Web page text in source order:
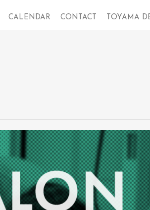
CALENDAR CONTACT TOYAMA